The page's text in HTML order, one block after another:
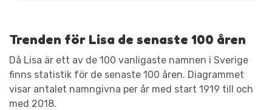
Trenden för Lisa de senaste 100 åren
Då Lisa är ett av de 100 vanligaste namnen i Sverige
finns statistik för de senaste 100 åren. Diagrammet
visar antalet namngivna per år med start 1919 till och
med 2018.